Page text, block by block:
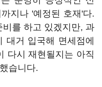
지나 '예정된 호재'다.
를 하고 있겠지만, 과
대거 입국해 면세점에
다시 재현될지는 아직
습니다.